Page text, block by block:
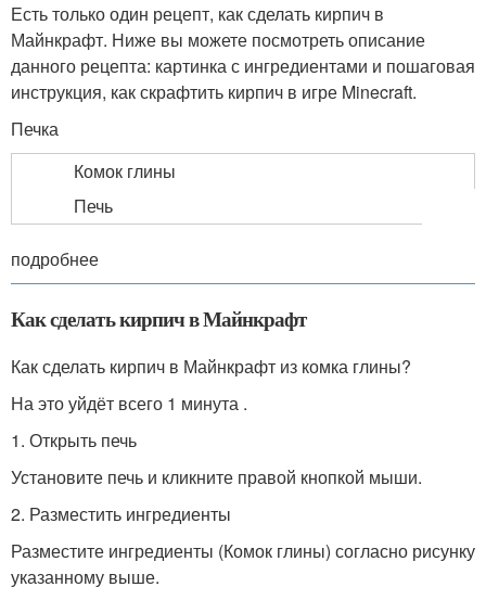
Есть только один рецепт, как сделать кирпич в
Майнкрафт. Ниже вы можете посмотреть описание
данного рецепта: картинка с ингредиентами и пошаговая
инструкция, как скрафтить кирпич в игре Minecraft.
Печка
Комок глины
Печь
подробнее
Как сделать кирпич в Майнкрафт
Как сделать кирпич в Майнкрафт из комка глины?
На это уйдёт всего 1 минута .
1. Открыть печь
Установите печь и кликните правой кнопкой мыши.
2. Разместить ингредиенты
Разместите ингредиенты (Комок глины) согласно рисунку
указанному выше.